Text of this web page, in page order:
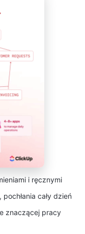
i ręcznymi
cały dzień
znaczącej pracy